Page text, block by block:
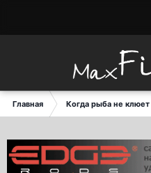
Главная Когда рыба не клюет